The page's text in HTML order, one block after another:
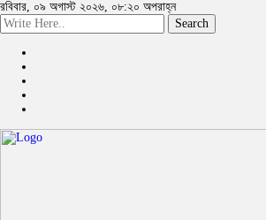
রবিবার, ০৯ অগাস্ট ২০২৬, ০৮:২০ অপরাহ্ন
Search